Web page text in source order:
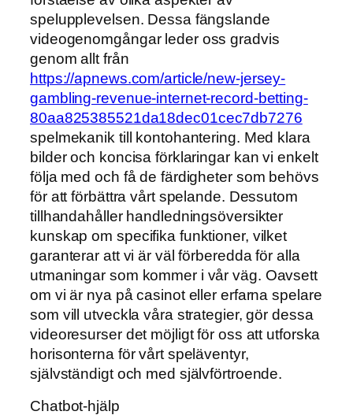
spelupplevelsen. Dessa fängslande
videogenomgångar leder oss gradvis
genom allt från
https://apnews.com/article/new-jersey-
gambling-revenue-internet-record-betting-
80aa825385521da18dec01cec7db7276
spelmekanik till kontohantering. Med klara
bilder och koncisa förklaringar kan vi enkelt
följa med och få de färdigheter som behövs
för att förbättra vårt spelande. Dessutom
tillhandahåller handledningsöversikter
kunskap om specifika funktioner, vilket
garanterar att vi är väl förberedda för alla
utmaningar som kommer i vår väg. Oavsett
om vi är nya på casinot eller erfarna spelare
som vill utveckla våra strategier, gör dessa
videoresurser det möjligt för oss att utforska
horisonterna för vårt speläventyr,
självständigt och med självförtroende.
Chatbot-hjälp